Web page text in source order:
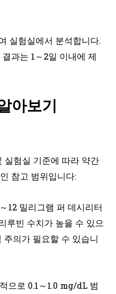
실험실에서 분석합니다.
과는 1～2일 이내에 제
아보기
실험실 기준에 따라 약간
참고 범위입니다:
12 밀리그램 퍼 데시리터
루빈 수치가 높을 수 있으
의가 필요할 수 있습니
으로 0.1～1.0 mg/dL 범